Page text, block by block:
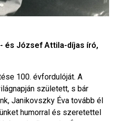
és József Attila-díjas író,
100. évfordulóját. A
született, s bár
Janikovszky Éva tovább él
humorral és szeretettel